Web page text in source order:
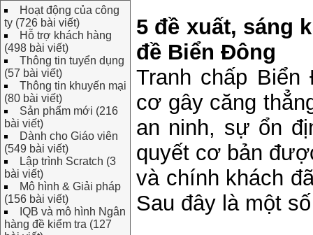
Hoạt động của công
ty (726 bài viết)
Hỗ trợ khách hàng
(498 bài viết)
Thông tin tuyển dụng
(57 bài viết)
Thông tin khuyến mại
(80 bài viết)
Sản phẩm mới (216
bài viết)
Dành cho Giáo viên
(549 bài viết)
Lập trình Scratch (3
bài viết)
Mô hình & Giải pháp
(156 bài viết)
IQB và mô hình Ngân
hàng đề kiểm tra (127
5 đề xuất, sáng
đề Biển Đông
Tranh chấp
cơ gây căng
an ninh, sự ổn
quyết cơ bản
và chính khách
Sau đây là một